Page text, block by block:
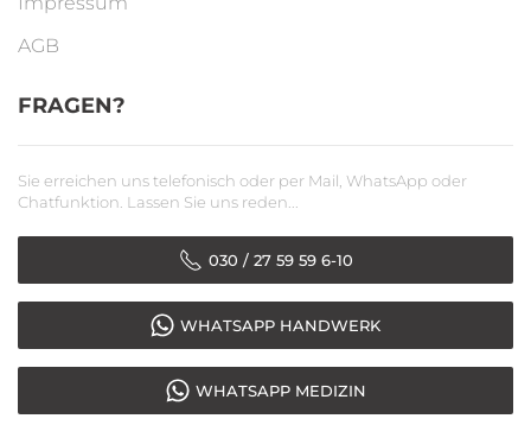
AGB
FRAGEN?
Sie erreichen uns telefonisch oder per Mail, WhatsApp oder
Chatfunktion. Lassen Sie uns reden...
030 / 27 59 59 6-10
WHATSAPP HANDWERK
WHATSAPP MEDIZIN